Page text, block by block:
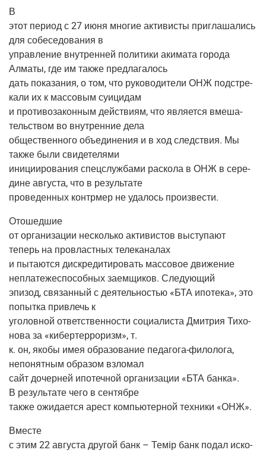
В
этот пери­од с 27 июня мно­гие акти­ви­сты при­гла­ша­лись
для собе­се­до­ва­ния в
управ­ле­ние внут­рен­ней поли­ти­ки аки­ма­та горо­да
Алма­ты, где им так­же предлагалось
дать пока­за­ния, о том, что руко­во­ди­те­ли ОНЖ под­стре­
ка­ли их к мас­со­вым суицидам
и про­ти­во­за­кон­ным дей­стви­ям, что явля­ет­ся вме­ша­
тель­ством во внут­рен­ние дела
обще­ствен­но­го объ­еди­не­ния и в ход след­ствия. Мы
так­же были свидетелями
ини­ци­и­ро­ва­ния спец­служ­ба­ми рас­ко­ла в ОНЖ в сере­
дине авгу­ста, что в результате
про­ве­ден­ных контр­мер не уда­лось произвести.
Ото­шед­шие
от орга­ни­за­ции несколь­ко акти­ви­стов высту­па­ют
теперь на про­власт­ных телеканалах
и пыта­ют­ся дис­кре­ди­ти­ро­вать мас­со­вое дви­же­ние
непла­те­же­спо­соб­ных заем­щи­ков. Следующий
эпи­зод, свя­зан­ный с дея­тель­но­стью «БТА ипо­те­ка», это
попыт­ка при­влечь к
уго­лов­ной ответ­ствен­но­сти соци­а­ли­ста Дмит­рия Тихо­
но­ва за «кибер­тер­ро­ризм», т.
к. он, яко­бы имея обра­зо­ва­ние педа­го­га-фило­ло­га,
непо­нят­ным обра­зом взломал
сайт дочер­ней ипо­теч­ной орга­ни­за­ции «БТА бан­ка».
В резуль­та­те чего в сентябре
так­же ожи­да­ет­ся арест ком­пью­тер­ной тех­ни­ки «ОНЖ».
Вме­сте
с этим 22 авгу­ста дру­гой банк – Темiр банк подал иско­